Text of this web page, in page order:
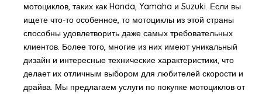
мотоциклов, таких как Honda, Yamaha и Suzuki. Если вы
ищете что-то особенное, то мотоциклы из этой страны
способны удовлетворить даже самых требовательных
клиентов. Более того, многие из них имеют уникальный
дизайн и интересные технические характеристики, что
делает их отличным выбором для любителей скорости и
драйва. Мы предлагаем услуги по покупке мотоциклов от